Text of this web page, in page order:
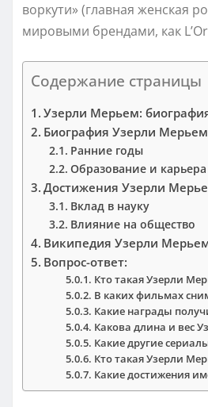
воркути» (главная женская
мировыми брендами, как
Содержание страницы
Узерли Мерьем:
Биография Узерли Мерьем
Ранние годы
Образование и карьера
Достижения Узерли
Вклад в науку
Влияние на общество
Википедия Узерли
Вопрос-ответ:
Кто такая Узерли
В каких фильмах
Какие награды
Какова длина и вес
Какие другие
Кто такая Узерли
Какие достижения